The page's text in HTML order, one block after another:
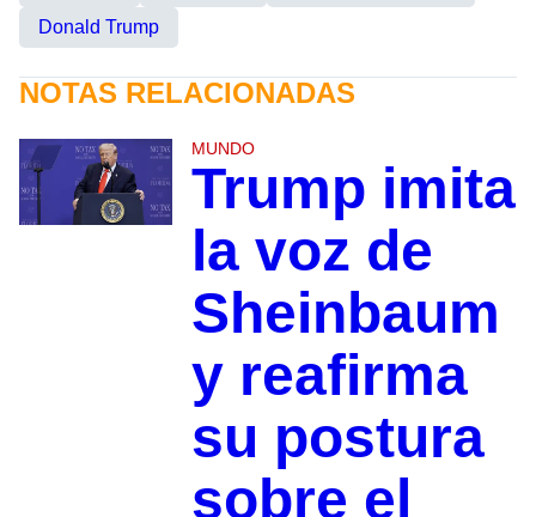
Donald Trump
NOTAS RELACIONADAS
MUNDO
Trump imita
la voz de
Sheinbaum
y reafirma
su postura
sobre el